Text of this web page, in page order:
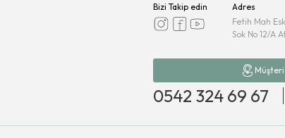
Bizi Takip edin
Adres
Fetih Mah
Sok No 12/A
0542 324 69 67